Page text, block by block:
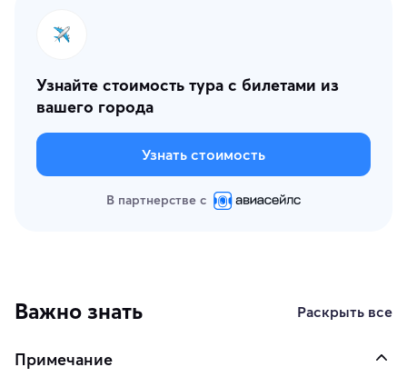
Узнайте стоимость тура с билетами из
вашего города
Узнать стоимость
В партнерстве с
Важно знать Раскрыть все
Примечание